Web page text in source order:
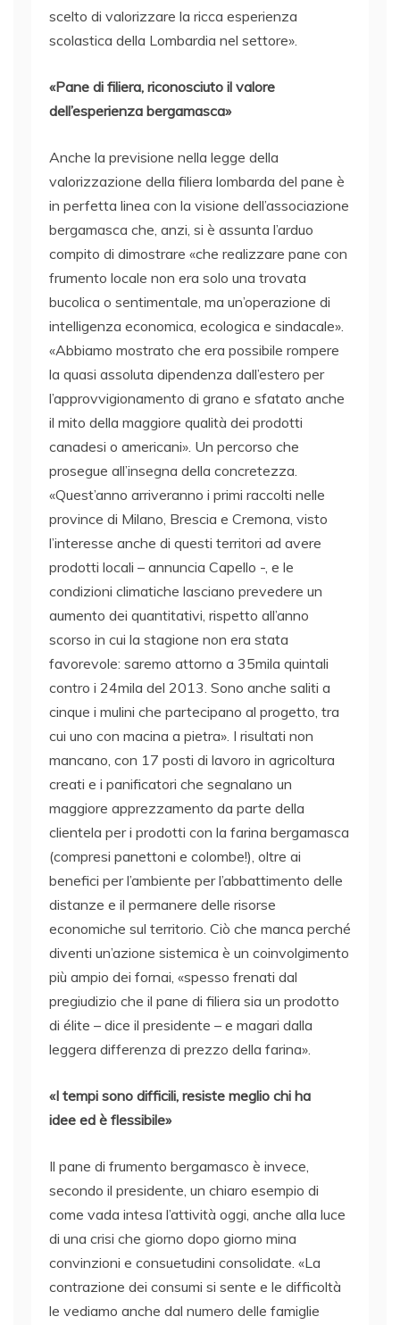
scelto di valorizzare la ricca esperienza
scolastica della Lombardia nel settore».
«Pane di filiera, riconosciuto il valore
dell’esperienza bergamasca»
Anche la previsione nella legge della
valorizzazione della filiera lombarda del pane è
in perfetta linea con la visione dell’associazione
bergamasca che, anzi, si è assunta l’arduo
compito di dimostrare «che realizzare pane con
frumento locale non era solo una trovata
bucolica o sentimentale, ma un’operazione di
intelligenza economica, ecologica e sindacale».
«Abbiamo mostrato che era possibile rompere
la quasi assoluta dipendenza dall’estero per
l’approvvigionamento di grano e sfatato anche
il mito della maggiore qualità dei prodotti
canadesi o americani». Un percorso che
prosegue all’insegna della concretezza.
«Quest’anno arriveranno i primi raccolti nelle
province di Milano, Brescia e Cremona, visto
l’interesse anche di questi territori ad avere
prodotti locali – annuncia Capello -, e le
condizioni climatiche lasciano prevedere un
aumento dei quantitativi, rispetto all’anno
scorso in cui la stagione non era stata
favorevole: saremo attorno a 35mila quintali
contro i 24mila del 2013. Sono anche saliti a
cinque i mulini che partecipano al progetto, tra
cui uno con macina a pietra». I risultati non
mancano, con 17 posti di lavoro in agricoltura
creati e i panificatori che segnalano un
maggiore apprezzamento da parte della
clientela per i prodotti con la farina bergamasca
(compresi panettoni e colombe!), oltre ai
benefici per l’ambiente per l’abbattimento delle
distanze e il permanere delle risorse
economiche sul territorio. Ciò che manca perché
diventi un’azione sistemica è un coinvolgimento
più ampio dei fornai, «spesso frenati dal
pregiudizio che il pane di filiera sia un prodotto
di élite – dice il presidente – e magari dalla
leggera differenza di prezzo della farina».
«I tempi sono difficili, resiste meglio chi ha
idee ed è flessibile»
Il pane di frumento bergamasco è invece,
secondo il presidente, un chiaro esempio di
come vada intesa l’attività oggi, anche alla luce
di una crisi che giorno dopo giorno mina
convinzioni e consuetudini consolidate. «La
contrazione dei consumi si sente e le difficoltà
le vediamo anche dal numero delle famiglie